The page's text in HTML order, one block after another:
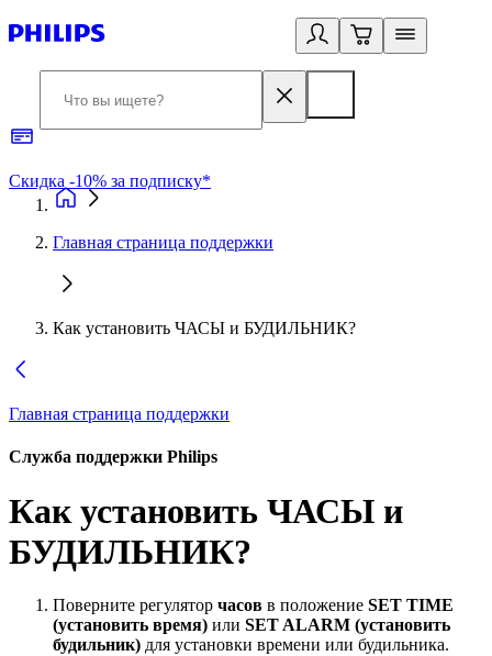
Скидка -10% за подписку*
Главная страница поддержки
Как установить ЧАСЫ и БУДИЛЬНИК?
Главная страница поддержки
Служба поддержки Philips
Как установить ЧАСЫ и
БУДИЛЬНИК?
Поверните регулятор часов в положение SET TIME
(установить время) или SET ALARM (установить
будильник) для установки времени или будильника.